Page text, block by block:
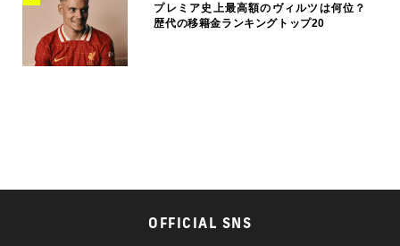
プレミア史上最高額のヴィルツは何位？
歴代の移籍金ランキングトップ20
OFFICIAL SNS